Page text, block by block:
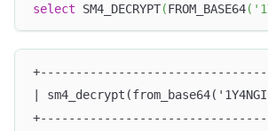
select SM4_DECRYPT(FROM_BASE64(
|